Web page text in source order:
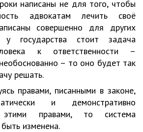
написаны не для того, чтобы
адвокатам лечить своё
совершенно для других
государства стоит задача
к ответственности –
– то оно будет так
решать.
правами, писанными в законе,
и демонстративно
этими правами, то система
изменена.